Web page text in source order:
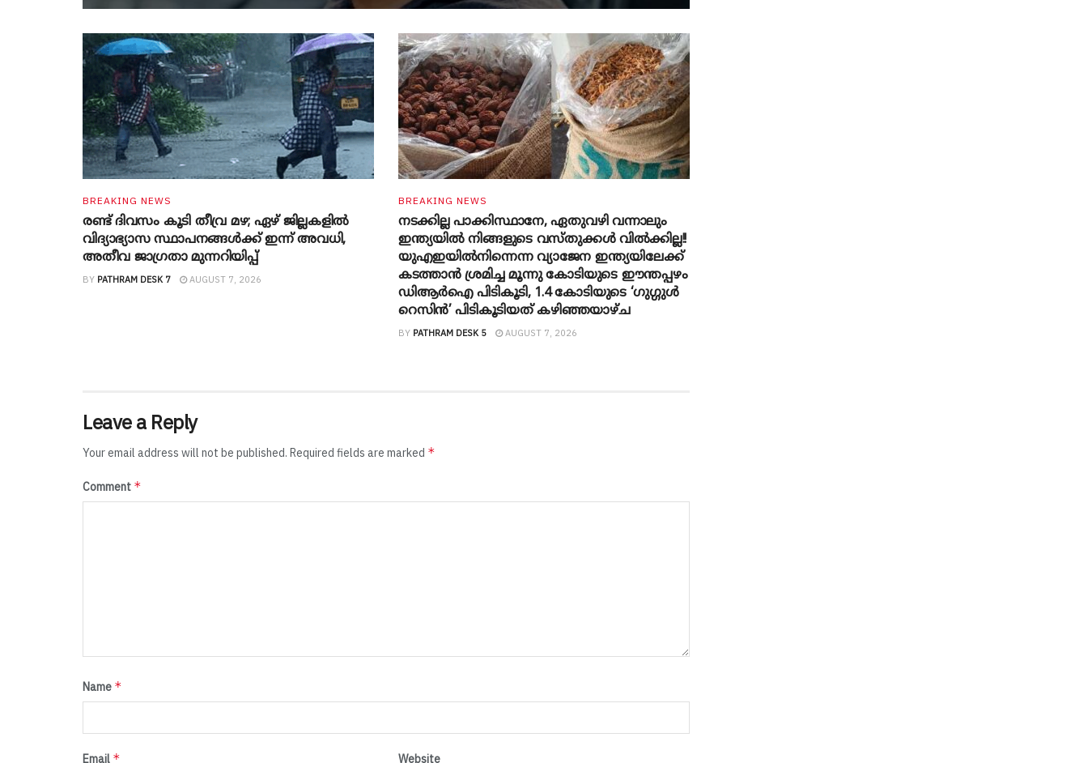
BREAKING NEWS
രണ്ട് ദിവസം കൂടി തീവ്ര മഴ; ഏഴ് ജില്ലകളിൽ
വിദ്യാഭ്യാസ സ്ഥാപനങ്ങൾക്ക് ഇന്ന് അവധി,
അതീവ ജാ​ഗ്രതാ മുന്നറിയിപ്പ്
BY PATHRAM DESK 7 AUGUST 7, 2026
BREAKING NEWS
നടക്കില്ല പാക്കിസ്ഥാനേ, ഏതുവഴി വന്നാലും
ഇന്ത്യയിൽ നിങ്ങളുടെ വസ്തുക്കൾ വിൽക്കില്ല!!
യുഎഇയിൽനിന്നെന്ന വ്യാജേന ഇന്ത്യയിലേക്ക്
കടത്താൻ ശ്രമിച്ച മൂന്നു കോടിയുടെ ഈന്തപ്പഴം
ഡിആർഐ പിടികൂടി, 1.4 കോടിയുടെ ‘ഗുഗ്ഗുൾ
റെസിൻ’ പിടികൂടിയത് കഴിഞ്ഞയാഴ്ച
BY PATHRAM DESK 5 AUGUST 7, 2026
Leave a Reply
Your email address will not be published. Required fields are marked *
Comment *
Name *
Email * Website